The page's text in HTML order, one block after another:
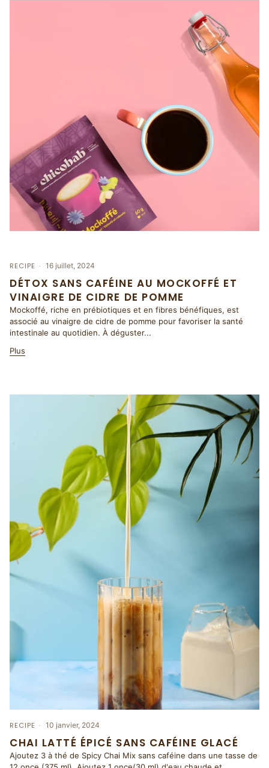
RECIPE 16 juillet, 2024
DÉTOX SANS CAFÉINE AU MOCKOFFÉ ET
VINAIGRE DE CIDRE DE POMME
Mockoffé, riche en prébiotiques et en fibres bénéfiques, est
associé au vinaigre de cidre de pomme pour favoriser la santé
intestinale au quotidien. À déguster...
Plus
RECIPE 10 janvier, 2024
CHAI LATTÉ ÉPICÉ SANS CAFÉINE GLACÉ
Ajoutez 3 à thé de Spicy Chai Mix sans caféine dans une tasse de